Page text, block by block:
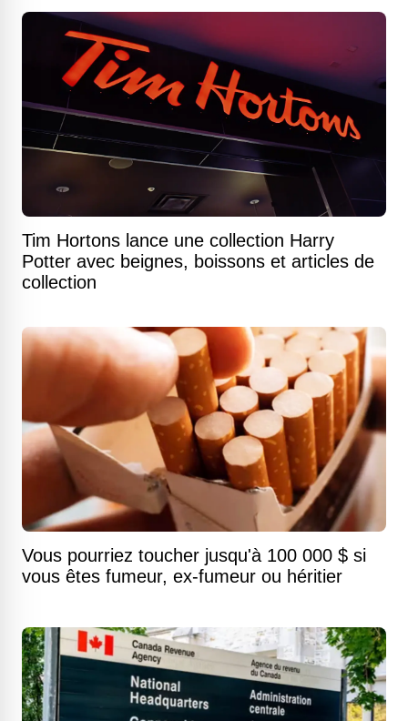
Tim Hortons lance une collection Harry
Potter avec beignes, boissons et articles de
collection
Vous pourriez toucher jusqu'à 100 000 $ si
vous êtes fumeur, ex-fumeur ou héritier